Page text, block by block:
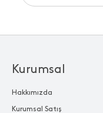
Kurumsal
Hakkımızda
Kurumsal Satış